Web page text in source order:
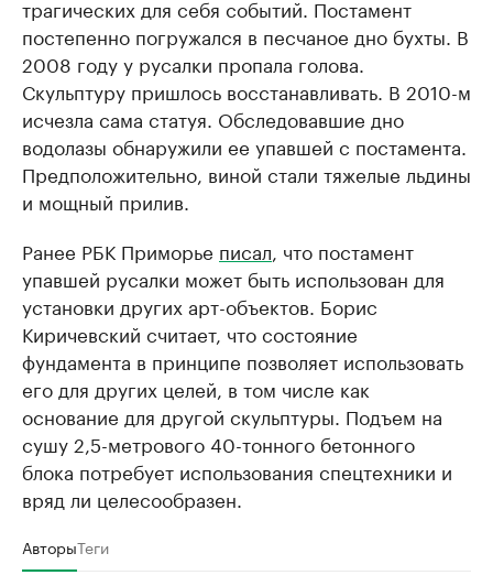
трагических для себя событий. Постамент
постепенно погружался в песчаное дно бухты. В
2008 году у русалки пропала голова.
Скульптуру пришлось восстанавливать. В 2010-м
исчезла сама статуя. Обследовавшие дно
водолазы обнаружили ее упавшей с постамента.
Предположительно, виной стали тяжелые льдины
и мощный прилив.
Ранее РБК Приморье писал , что постамент
упавшей русалки может быть использован для
установки других арт-объектов. Борис
Киричевский считает, что состояние
фундамента в принципе позволяет использовать
его для других целей, в том числе как
основание для другой скульптуры. Подъем на
сушу 2,5-метрового 40-тонного бетонного
блока потребует использования спецтехники и
вряд ли целесообразен.
АвторыТеги